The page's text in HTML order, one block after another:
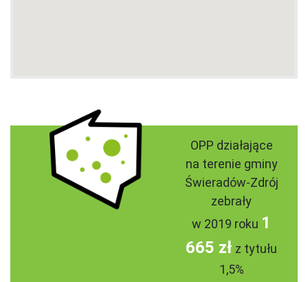
OPP działające
na terenie gminy
Świeradów-Zdrój
zebrały
w 2019 roku 1
665 zł z tytułu
1,5%